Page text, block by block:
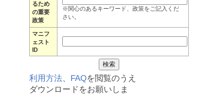
るため
の重要
政策
※関心のあるキーワード、政策をご記入くだ
さい。
マニフ
ェスト
ID
利用方法、 FAQを閲覧のうえ
ダウンロードをお願いしま